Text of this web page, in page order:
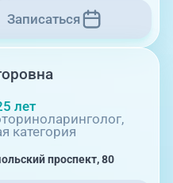
7
Записаться
лет
категория
проспект, 80